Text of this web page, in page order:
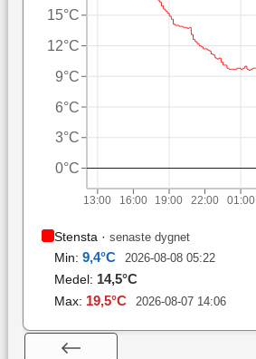
13:00 16:00 19:00 22:00 01:00
0°C
3°C
6°C
9°C
12°C
15°C
Stensta· senaste dygnet
Min: 9,4°C 2026-08-08 05:22
Medel: 14,5°C
Max: 19,5°C 2026-08-07 14:06